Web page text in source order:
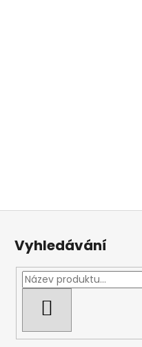
Vyhledávání